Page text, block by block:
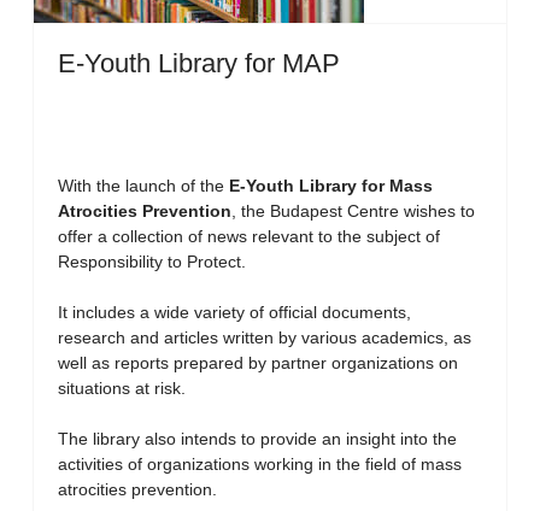
E-Youth Library for MAP
With the launch of the E-Youth Library for Mass
Atrocities Prevention , the Budapest Centre wishes to
offer a collection of news relevant to the subject of
Responsibility to Protect.
It includes a wide variety of official documents,
research and articles written by various academics, as
well as reports prepared by partner organizations on
situations at risk.
The library also intends to provide an insight into the
activities of organizations working in the field of mass
atrocities prevention.